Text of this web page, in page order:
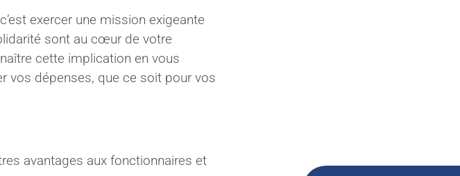
exercer une mission exigeante
sont au cœur de votre
cette implication en vous
vos dépenses, que ce soit pour vos
avantages aux fonctionnaires et